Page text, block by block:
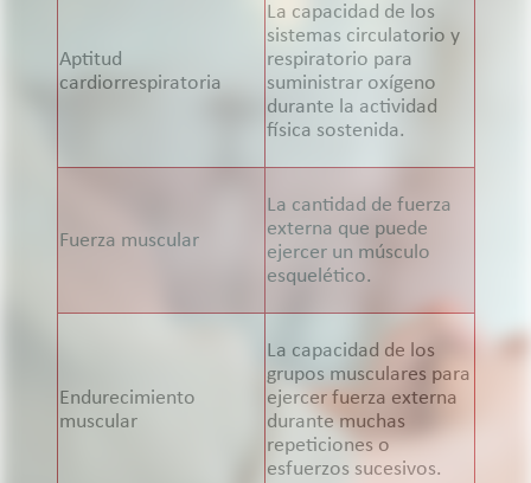
Aptitud
cardiorrespiratoria
La capacidad de los
sistemas circulatorio y
respiratorio para
suministrar oxígeno
durante la actividad
física sostenida.
Fuerza muscular
La cantidad de fuerza
externa que puede
ejercer un músculo
esquelético.
Endurecimiento
muscular
La capacidad de los
grupos musculares para
ejercer fuerza externa
durante muchas
repeticiones o
esfuerzos sucesivos.